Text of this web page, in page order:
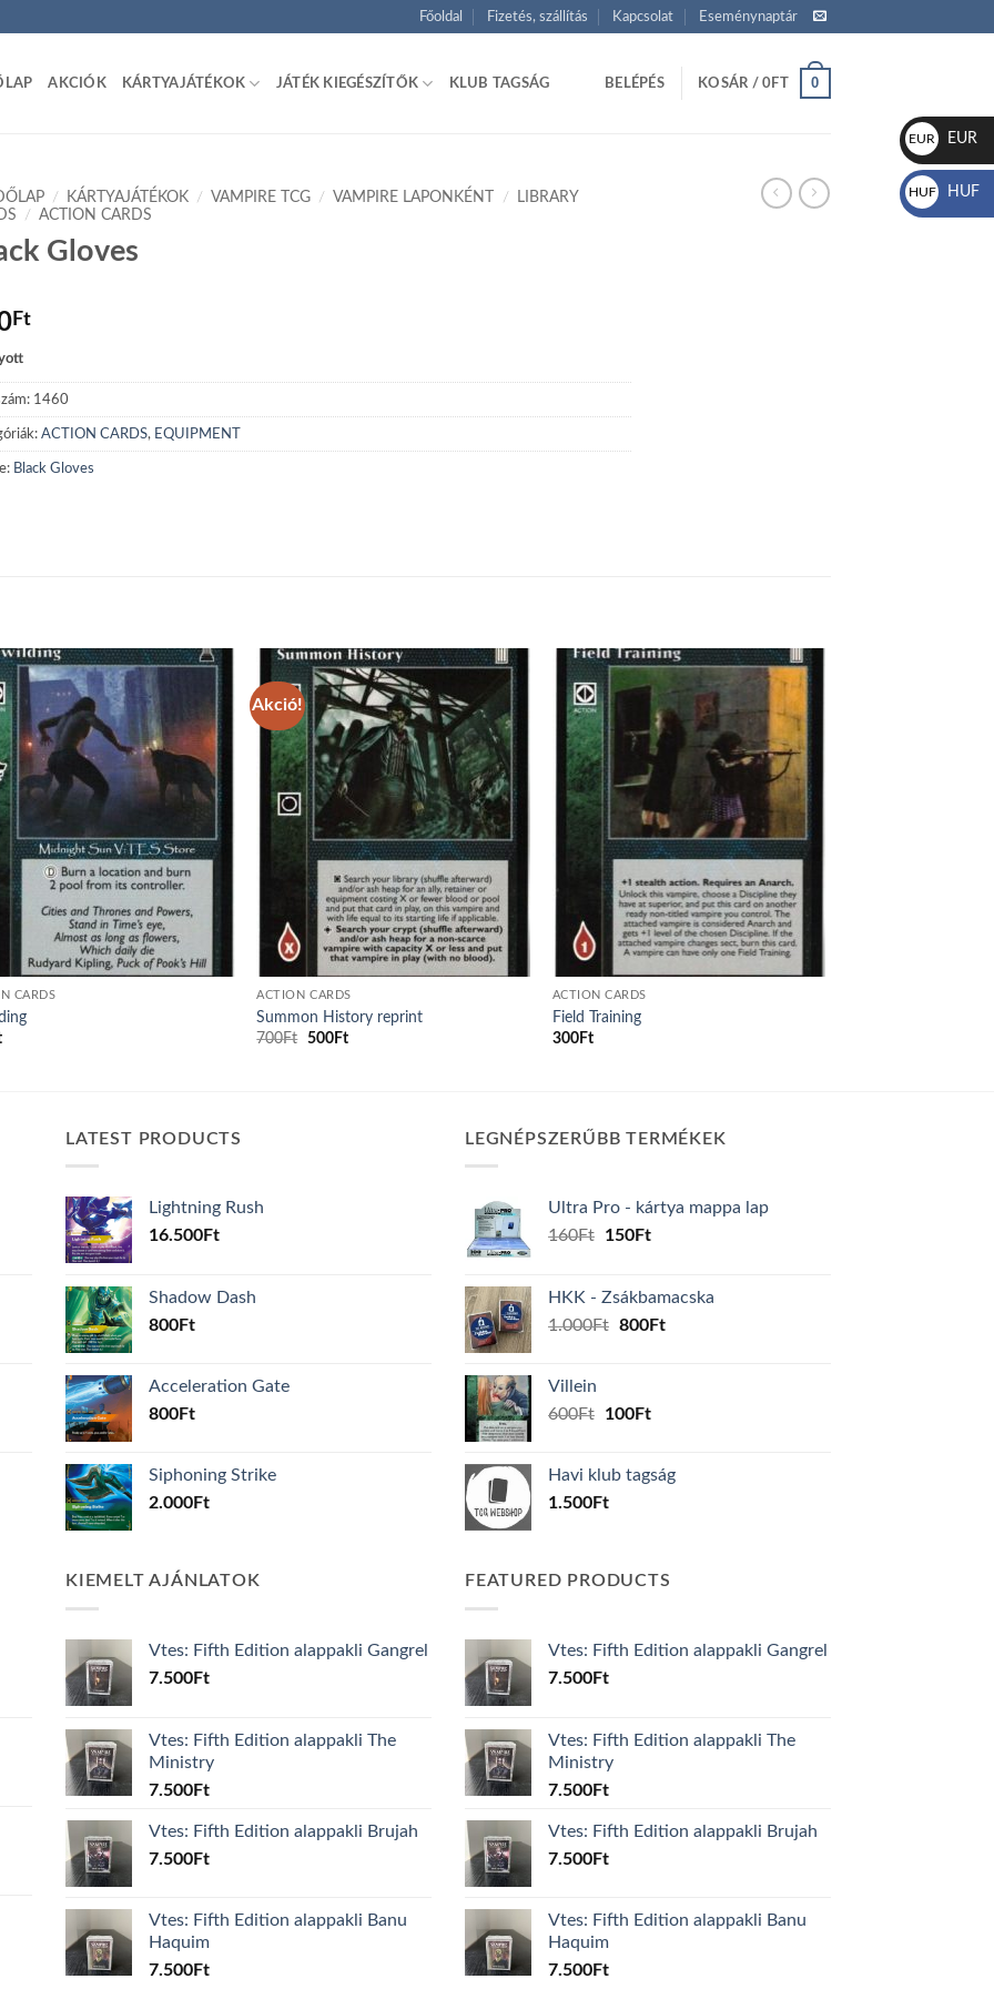
Főoldal Fizetés, szállítás Kapcsolat Eseménynaptár
AKCIÓK KÁRTYAJÁTÉKOK JÁTÉK KIEGÉSZÍTŐK KLUB TAGSÁG BELÉPÉS KOSÁR /0FT 0
/ KÁRTYAJÁTÉKOK / VAMPIRE TCG / VAMPIRE LAPONKÉNT /
LIBRARY
/ ACTION CARDS
Gloves
Ft
1460
ACTION CARDS, EQUIPMENT
Black Gloves
wishlist
CARDS
Akció!
Add to
wishlist
ACTION CARDS
Summon History reprint
700Ft Original
500FtCurrent
Add to
ACTION CARDS
Field Training
300Ft
LATEST PRODUCTS
Lightning Rush
16.500Ft
Shadow Dash
800Ft
Acceleration Gate
800Ft
Siphoning Strike
2.000Ft
LEGNÉPSZERŰBB TERMÉKEK
Ultra Pro - kártya mappa lap
160Ft
Original
160Ft.
150FtCurrent
150Ft.
HKK - Zsákbamacska
1.000Ft Original
800FtCurrent
Villein
600Ft
Original
600Ft.
100FtCurrent
100Ft.
Havi klub tagság
1.500Ft
KIEMELT AJÁNLATOK
Vtes: Fifth Edition alappakli Gangrel
7.500Ft
Vtes: Fifth Edition alappakli The
Ministry
7.500Ft
Vtes: Fifth Edition alappakli Brujah
7.500Ft
Vtes: Fifth Edition alappakli Banu
Haquim
7.500Ft
FEATURED PRODUCTS
Vtes: Fifth Edition alappakli Gangrel
7.500Ft
Vtes: Fifth Edition alappakli The
Ministry
7.500Ft
Vtes: Fifth Edition alappakli Brujah
7.500Ft
Vtes: Fifth Edition alappakli Banu
Haquim
7.500Ft
EUR
€
EUR
HUF
Ft
HUF